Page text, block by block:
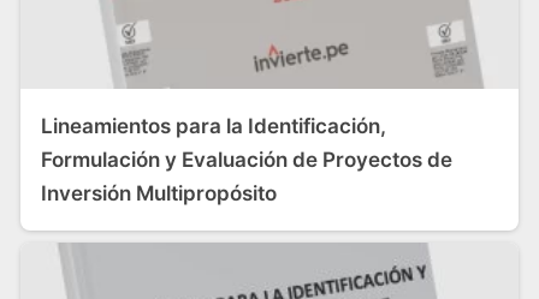
Lineamientos para la Identificación,
Formulación y Evaluación de Proyectos de
Inversión Multipropósito